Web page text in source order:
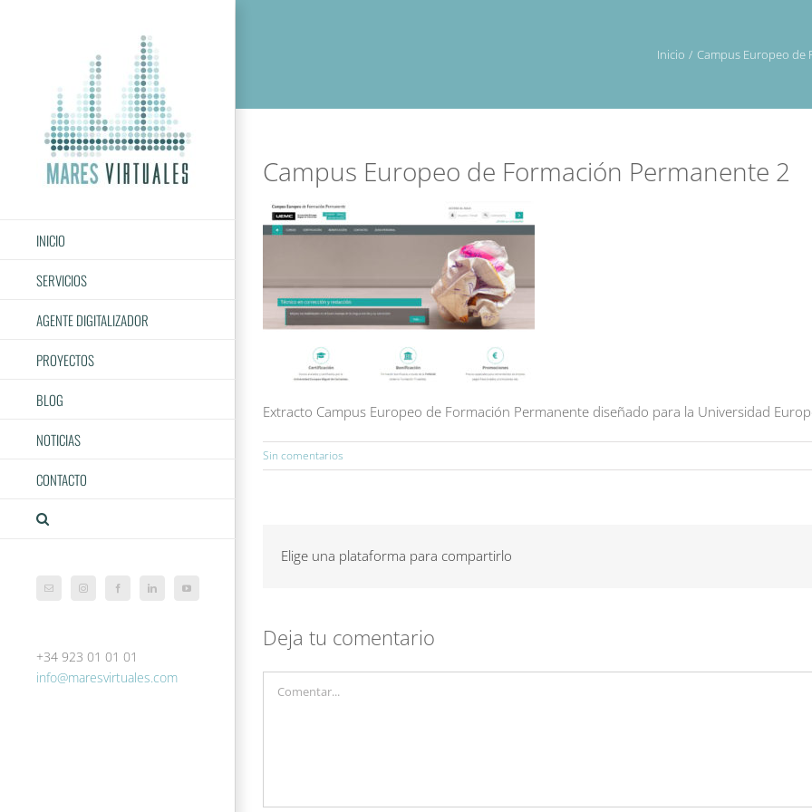
INICIO
SERVICIOS
AGENTE DIGITALIZADOR
PROYECTOS
BLOG
NOTICIAS
CONTACTO
Correo
InstagramFacebookLinkedIn YouTube
+34 923 01 01 01
info@maresvirtuales.com
Inicio Campus Europeo de
Campus Europeo de Formación Permanente 2
Extracto Campus Europeo de Formación Permanente diseñado para la Universidad
Sin comentarios
Elige una plataforma para compartirlo
Deja tu comentario